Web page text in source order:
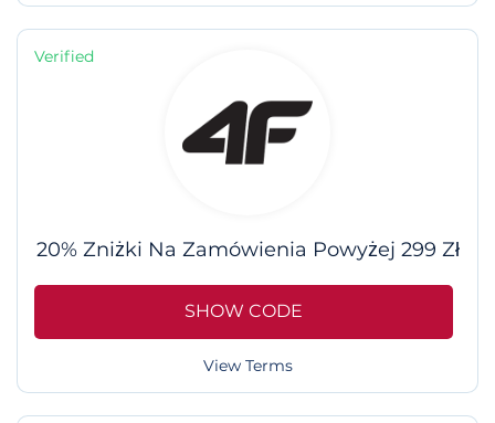
Verified
20% Zniżki Na Zamówienia Powyżej 299 Zł
SHOW CODE
View Terms